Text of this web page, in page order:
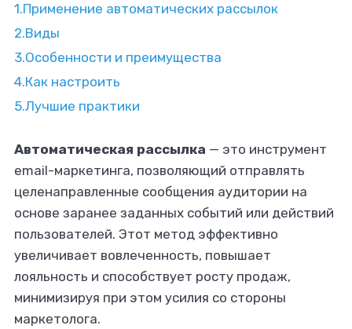
1.Применение автоматических рассылок
2.Виды
3.Особенности и преимущества
4.Как настроить
5.Лучшие практики
Автоматическая рассылка — это инструмент
email-маркетинга, позволяющий отправлять
целенаправленные сообщения аудитории на
основе заранее заданных событий или действий
пользователей. Этот метод эффективно
увеличивает вовлеченность, повышает
лояльность и способствует росту продаж,
минимизируя при этом усилия со стороны
маркетолога.